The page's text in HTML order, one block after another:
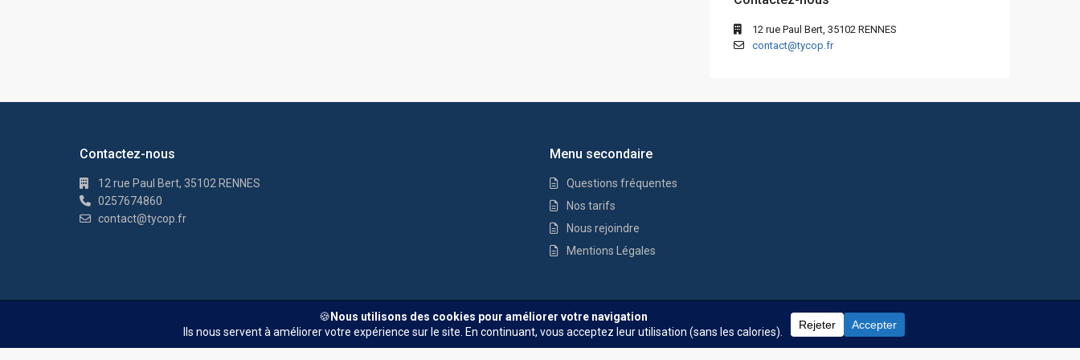
12 rue Paul Bert, 35102 RENNES
contact@tycop.fr
Contactez-nous
12 rue Paul Bert, 35102 RENNES
0257674860
contact@tycop.fr
Menu secondaire
Questions fréquentes
Nos tarifs
Nous rejoindre
Mentions Légales
Nos tarifsNous rejoindre